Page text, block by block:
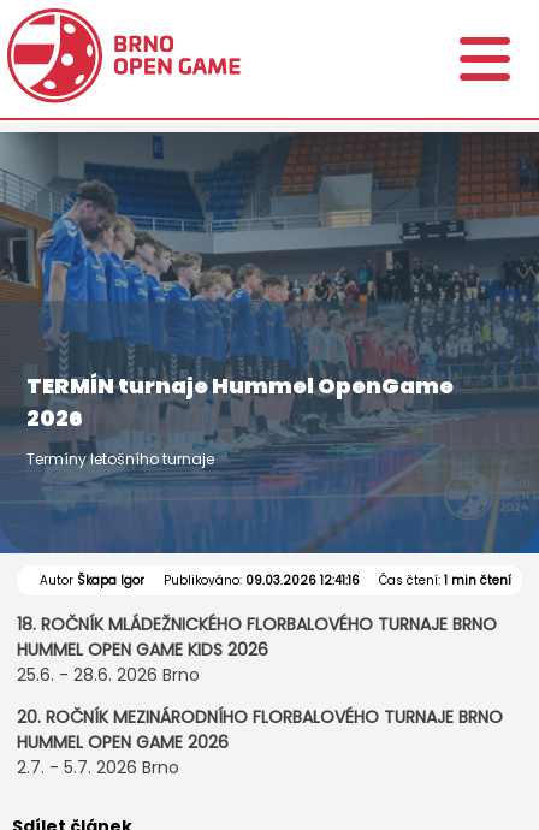
TERMÍN turnaje Hummel OpenGame
2026
Termíny letošního turnaje
Autor Škapa Igor Publikováno: 09.03.2026 12:41:16 Čas čtení:1 min čtení
18. ROČNÍK MLÁDEŽNICKÉHO FLORBALOVÉHO TURNAJE BRNO
HUMMEL OPEN GAME KIDS 2026
25.6. - 28.6. 2026 Brno
20. ROČNÍK MEZINÁRODNÍHO FLORBALOVÉHO TURNAJE BRNO
HUMMEL OPEN GAME 2026
2.7. - 5.7. 2026 Brno